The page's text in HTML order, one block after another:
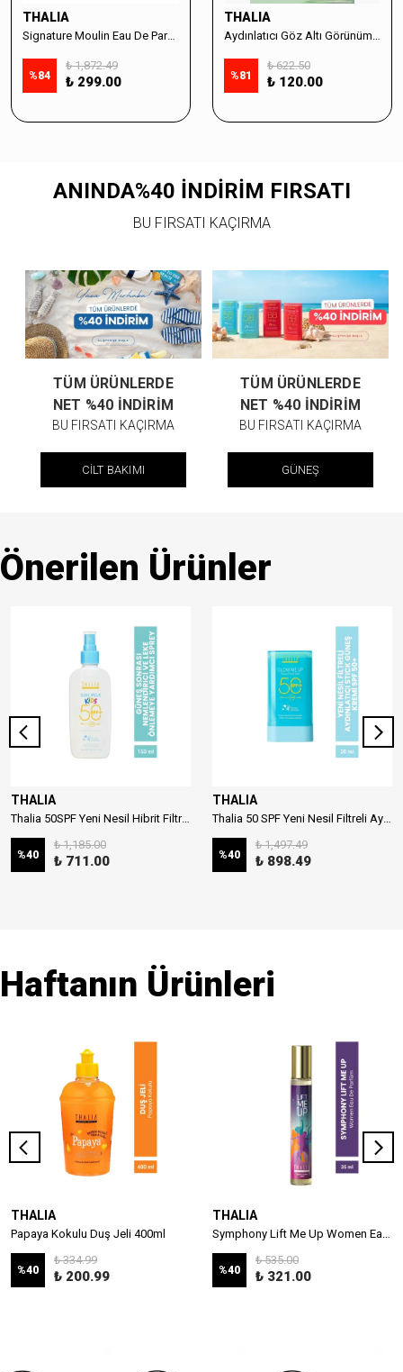
THALIA
Signature Moulin Eau De Parfüm Women 50ml & Sabun Seti
%84
₺ 1,872.49
₺ 299.00
THALIA
%81
₺ 622.50
₺ 120.00
ANINDA%40 İNDİRİM FIRSATI
BU FIRSATI KAÇIRMA
TÜM ÜRÜNLERDE
NET %40 İNDİRİM
BU FIRSATI KAÇIRMA
CİLT BAKIMI
TÜM ÜRÜNLERDE
NET %40 İNDİRİM
BU FIRSATI KAÇIRMA
GÜNEŞ
Önerilen Ürünler
THALIA
Thalia 50SPF Yeni Nesil Hibrit Filtreli Çocuk Güneş Sütü 150ml
%40
₺ 1,185.00
₺ 711.00
THALIA
%40
₺ 1,497.49
₺ 898.49
Haftanın Ürünleri
THALIA
Papaya Kokulu Duş Jeli 400ml
%40
₺ 334.99
₺ 200.99
THALIA
%40
₺ 535.00
₺ 321.00